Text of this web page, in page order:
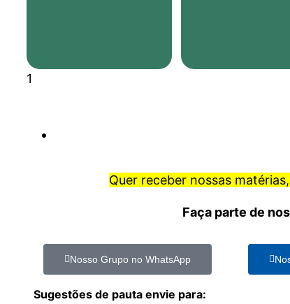
Quer receber nossas
Faça parte de
Nosso Grupo no WhatsApp
Sugestões de pauta envie para: